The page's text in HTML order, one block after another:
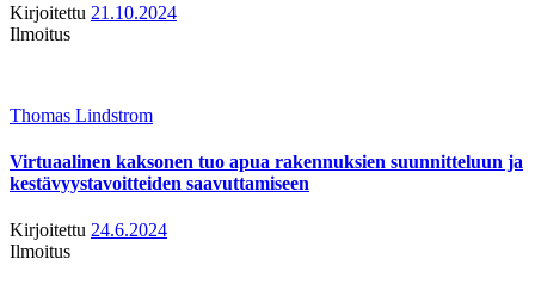
Kirjoitettu 21.10.2024
Ilmoitus
Thomas Lindstrom
Virtuaalinen kaksonen tuo apua rakennuksien suunnitteluun ja
kestävyystavoitteiden saavuttamiseen
Kirjoitettu 24.6.2024
Ilmoitus